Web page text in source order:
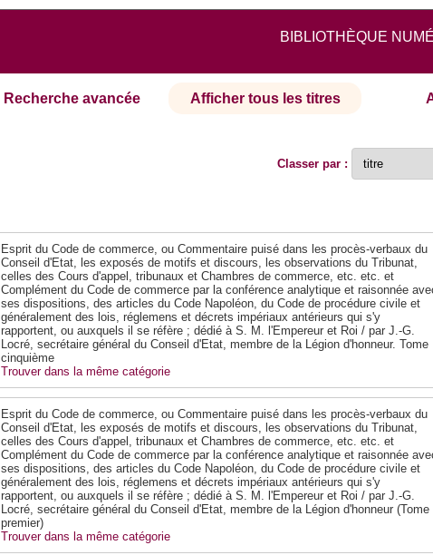
BIBLIOTHÈQUE
Recherche avancée Afficher tous les titres
Classer par :
Esprit du Code de commerce, ou Commentaire puisé dans les procès-verbaux du
Conseil d'Etat, les exposés de motifs et discours, les observations du Tribunat,
celles des Cours d'appel, tribunaux et Chambres de commerce, etc. etc. et
Complément du Code de commerce par la conférence analytique et raisonnée
ses dispositions, des articles du Code Napoléon, du Code de procédure civile et
généralement des lois, réglemens et décrets impériaux antérieurs qui s'y
rapportent, ou auxquels il se réfère ; dédié à S. M. l'Empereur et Roi / par J.-G.
Locré, secrétaire général du Conseil d'Etat, membre de la Légion d'honneur. Tome
cinquième
Trouver dans la même catégorie
Esprit du Code de commerce, ou Commentaire puisé dans les procès-verbaux du
Conseil d'Etat, les exposés de motifs et discours, les observations du Tribunat,
celles des Cours d'appel, tribunaux et Chambres de commerce, etc. etc. et
Complément du Code de commerce par la conférence analytique et raisonnée
ses dispositions, des articles du Code Napoléon, du Code de procédure civile et
généralement des lois, réglemens et décrets impériaux antérieurs qui s'y
rapportent, ou auxquels il se réfère ; dédié à S. M. l'Empereur et Roi / par J.-G.
Locré, secrétaire général du Conseil d'Etat, membre de la Légion d'honneur (Tome
premier)
Trouver dans la même catégorie